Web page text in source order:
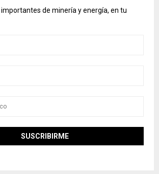
de minería y energía, en tu